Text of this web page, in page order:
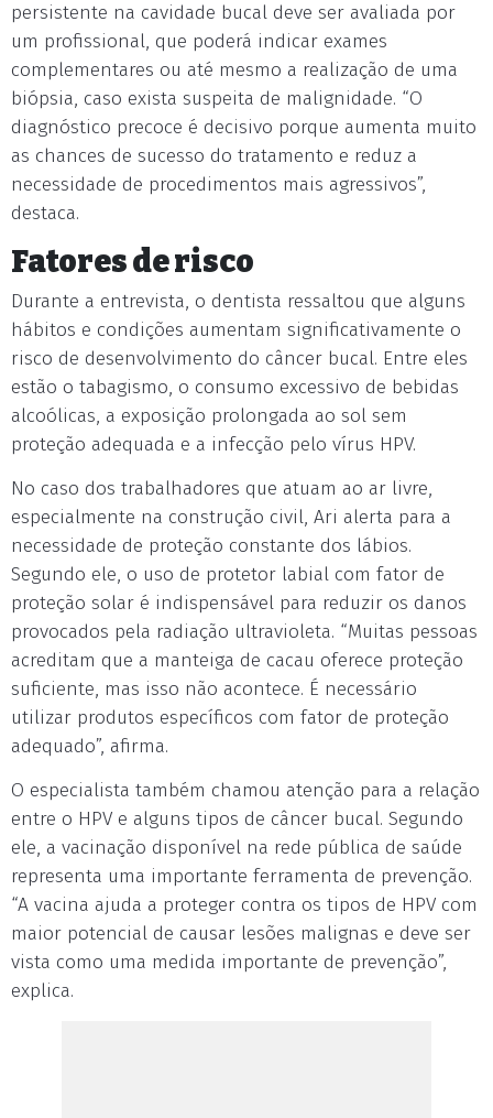
persistente na cavidade bucal deve ser avaliada por
um profissional, que poderá indicar exames
complementares ou até mesmo a realização de uma
biópsia, caso exista suspeita de malignidade. “O
diagnóstico precoce é decisivo porque aumenta muito
as chances de sucesso do tratamento e reduz a
necessidade de procedimentos mais agressivos”,
destaca.
Fatores de risco
Durante a entrevista, o dentista ressaltou que alguns
hábitos e condições aumentam significativamente o
risco de desenvolvimento do câncer bucal. Entre eles
estão o tabagismo, o consumo excessivo de bebidas
alcoólicas, a exposição prolongada ao sol sem
proteção adequada e a infecção pelo vírus HPV.
No caso dos trabalhadores que atuam ao ar livre,
especialmente na construção civil, Ari alerta para a
necessidade de proteção constante dos lábios.
Segundo ele, o uso de protetor labial com fator de
proteção solar é indispensável para reduzir os danos
provocados pela radiação ultravioleta. “Muitas pessoas
acreditam que a manteiga de cacau oferece proteção
suficiente, mas isso não acontece. É necessário
utilizar produtos específicos com fator de proteção
adequado”, afirma.
O especialista também chamou atenção para a relação
entre o HPV e alguns tipos de câncer bucal. Segundo
ele, a vacinação disponível na rede pública de saúde
representa uma importante ferramenta de prevenção.
“A vacina ajuda a proteger contra os tipos de HPV com
maior potencial de causar lesões malignas e deve ser
vista como uma medida importante de prevenção”,
explica.